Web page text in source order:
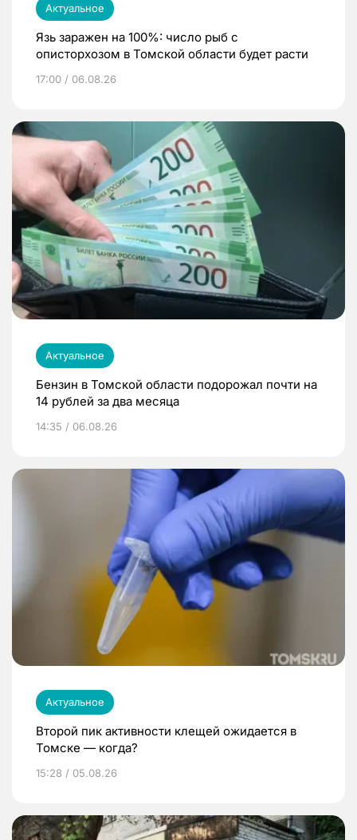
Актуальное
Язь заражен на 100%: число рыб с
описторхозом в Томской области будет расти
17:00 / 06.08.26
Актуальное
Бензин в Томской области подорожал почти на
14 рублей за два месяца
14:35 / 06.08.26
Актуальное
Второй пик активности клещей ожидается в
Томске — когда?
15:28 / 05.08.26